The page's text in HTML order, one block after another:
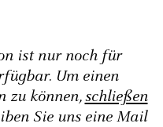
ist nur noch für
Um einen
zu können,schließen
Sie uns eine Mail